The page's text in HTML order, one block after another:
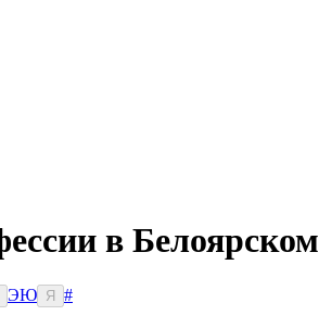
в Белоярском
ЭЮ Я
#